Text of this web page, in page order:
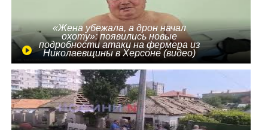
«Жена убежала, а дрон начал
охоту»: появились новые
подробности атаки на фермера из
Николаевщины в Херсоне (видео)